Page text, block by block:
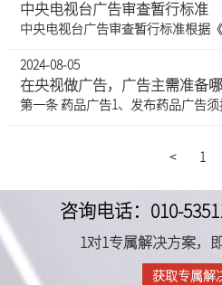
中央电视台广告审查暂行标准
2024-08-05
在央视做广告，广告主需准备
<
咨询电话：010-
1对1专属解决方案，
获取专属解